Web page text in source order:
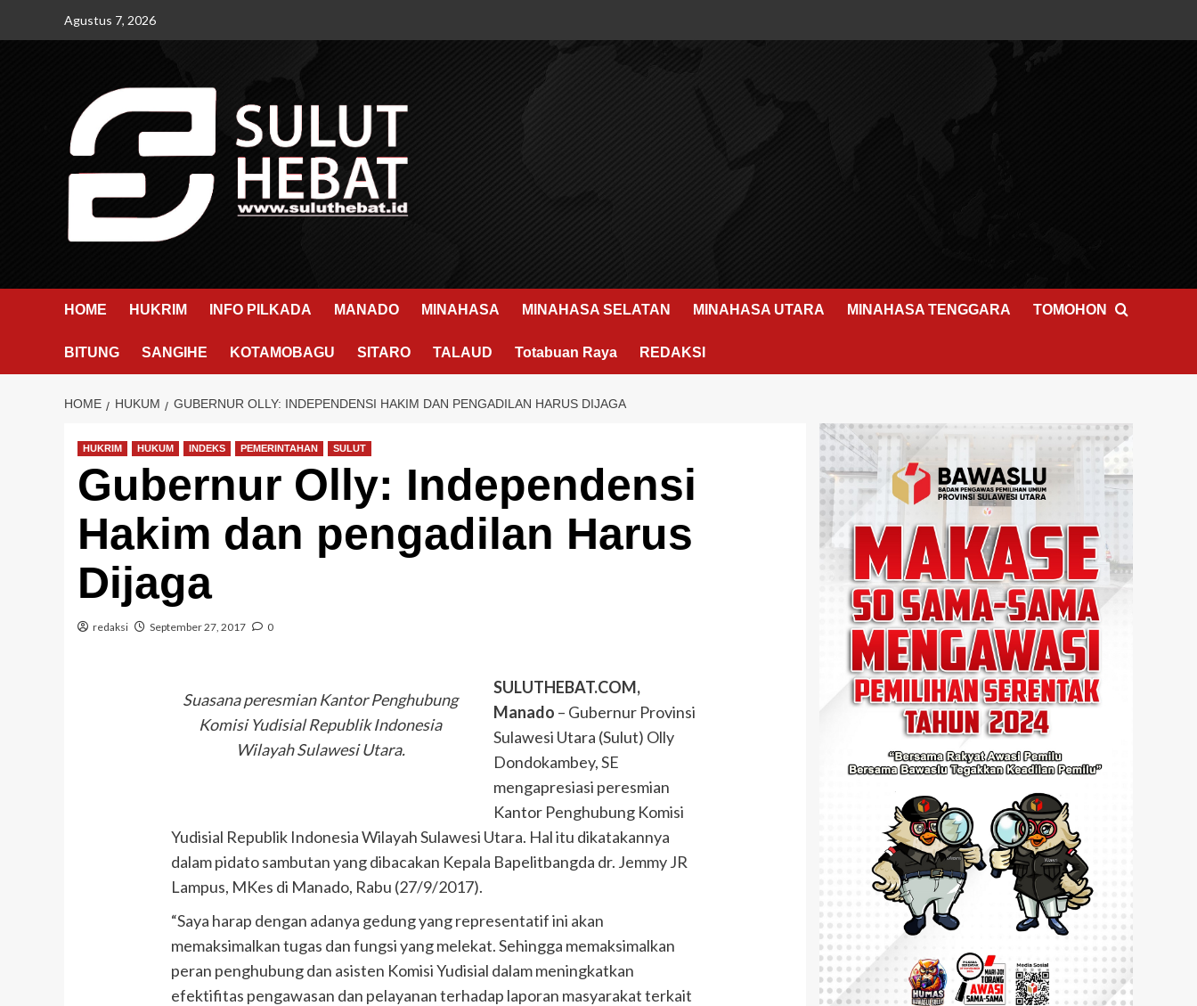
Agustus 7, 2026
HOME HUKRIM INFO PILKADA MANADO MINAHASA MINAHASA SELATAN MINAHASA UTARA MINAHASA TENGGARA TOMOHON
BITUNG SANGIHE KOTAMOBAGU SITARO TALAUD Totabuan Raya REDAKSI
HOME HUKUM GUBERNUR OLLY: INDEPENDENSI HAKIM DAN PENGADILAN HARUS DIJAGA
HUKRIM HUKUM INDEKS PEMERINTAHAN SULUT
Gubernur Olly: Independensi
Hakim dan pengadilan Harus
Dijaga
redaksi September 27, 2017 0
Suasana peresmian Kantor Penghubung
Komisi Yudisial Republik Indonesia
Wilayah Sulawesi Utara.
SULUTHEBAT.COM,
Manado – Gubernur Provinsi
Sulawesi Utara (Sulut) Olly
Dondokambey, SE
mengapresiasi peresmian
Kantor Penghubung Komisi
Yudisial Republik Indonesia Wilayah Sulawesi Utara. Hal itu dikatakannya
dalam pidato sambutan yang dibacakan Kepala Bapelitbangda dr. Jemmy JR
Lampus, MKes di Manado, Rabu (27/9/2017).
“Saya harap dengan adanya gedung yang representatif ini akan
memaksimalkan tugas dan fungsi yang melekat. Sehingga memaksimalkan
peran penghubung dan asisten Komisi Yudisial dalam meningkatkan
efektifitas pengawasan dan pelayanan terhadap laporan masyarakat terkait